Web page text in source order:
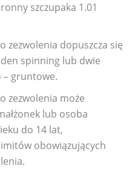
szczupaka 1.01
zezwolenia dopuszcza się
spinning lub dwie
– gruntowe.
zezwolenia może
lub osoba
do 14 lat,
obowiązujących